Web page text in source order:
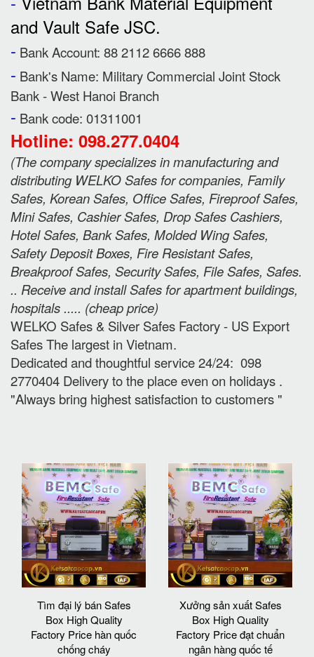
and Vault Safe JSC.
- Bank Account: 88 2112 6666 888
- Bank's Name: Military Commercial Joint Stock
Bank - West Hanoi Branch
- Bank code: 01311001
Hotline: 098.277.0404
(The company specializes in manufacturing and
distributing WELKO Safes for companies, Family
Safes, Korean Safes, Office Safes, Fireproof Safes,
Mini Safes, Cashier Safes, Drop Safes Cashiers,
Hotel Safes, Bank Safes, Molded Wing Safes,
Safety Deposit Boxes, Fire Resistant Safes,
Breakproof Safes, Security Safes, File Safes, Safes.
.. Receive and install Safes for apartment buildings,
hospitals ..... (cheap price)
WELKO Safes & Silver Safes Factory - US Export
Safes The largest in Vietnam.
Dedicated and thoughtful service 24/24: 098
2770404 Delivery to the place even on holidays .
"Always bring highest satisfaction to customers "
Tìm đại lý bán Safes
Box High Quality
Factory Price hàn quốc
chống cháy
Xưởng sản xuất Safes
Box High Quality
Factory Price đạt chuẩn
ngân hàng quốc tế